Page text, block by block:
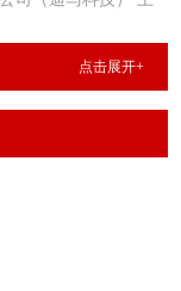
点击展开+